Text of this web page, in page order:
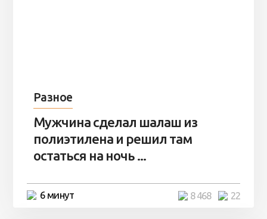
Разное
Мужчина сделал шалаш из
полиэтилена и решил там
остаться на ночь ...
6 минут 22
8 468